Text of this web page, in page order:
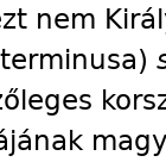
nem